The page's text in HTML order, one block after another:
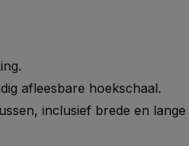
afleesbare hoekschaal.
inclusief brede en lange